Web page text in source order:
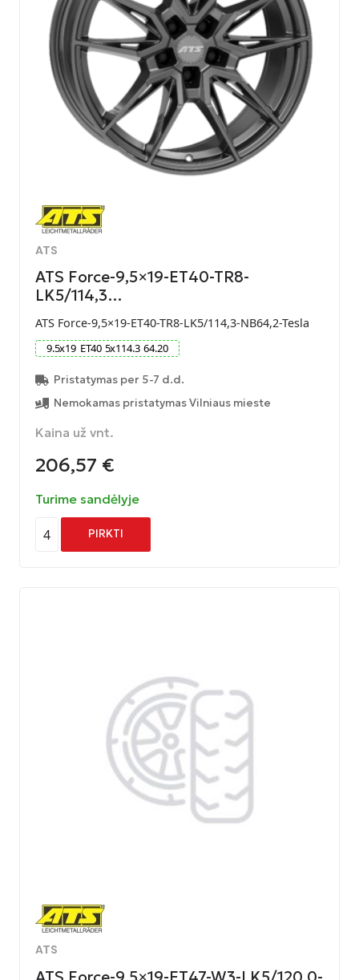
ATS
ATS Force-9,5×19-ET40-TR8-
LK5/114,3…
ATS Force-9,5×19-ET40-TR8-LK5/114,3-NB64,2-Tesla
9.5x19 ET40 5x114.3 64.20
Pristatymas per 5-7 d.d.
Nemokamas pristatymas Vilniaus mieste
Kaina už vnt.
206,57 €
Turime sandėlyje
4 PIRKTI
ATS